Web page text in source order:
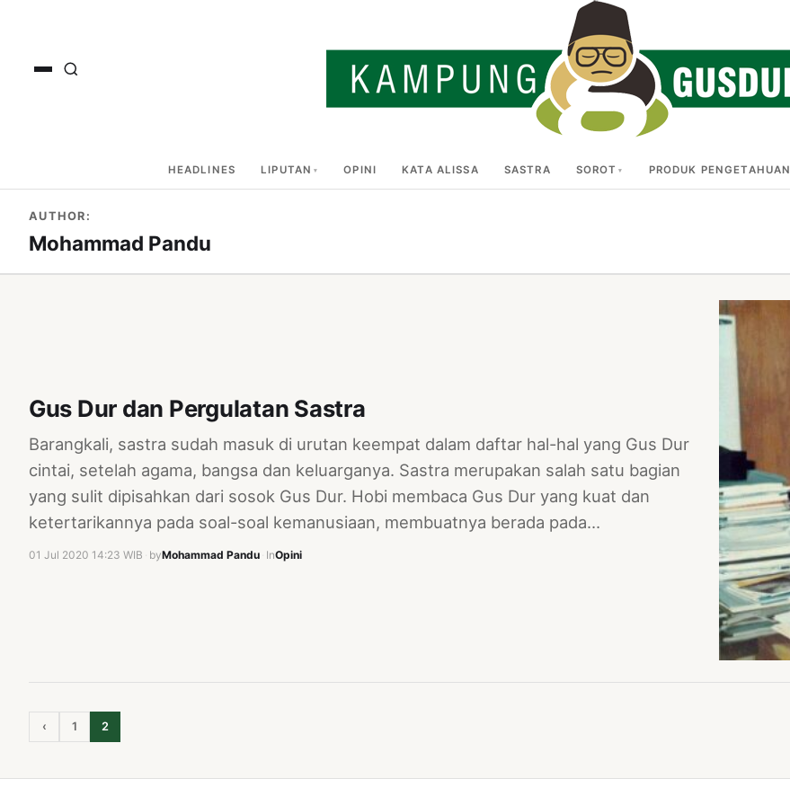
HEADLINES LIPUTAN OPINI KATA ALISSA SASTRA SOROT PRODUK PENGETAHUAN
AUTHOR:
Mohammad Pandu
Gus Dur dan Pergulatan Sastra
Barangkali, sastra sudah masuk di urutan keempat dalam daftar hal-hal yang Gus Dur
cintai, setelah agama, bangsa dan keluarganya. Sastra merupakan salah satu bagian
yang sulit dipisahkan dari sosok Gus Dur. Hobi membaca Gus Dur yang kuat dan
ketertarikannya pada soal-soal kemanusiaan, membuatnya berada pada…
01 Jul 2020 14:23 WIB byMohammad Pandu InOpini
‹ 1 2